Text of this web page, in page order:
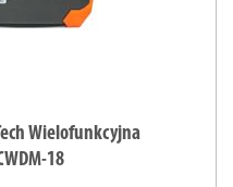
Wielofunkcyjna
18